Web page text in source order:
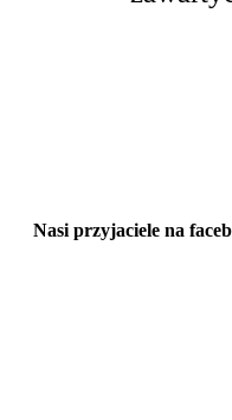
Nasi przyjaciele na